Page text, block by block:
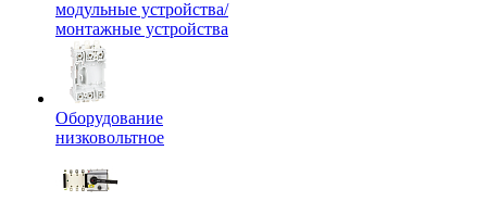
модульные устройства/
монтажные устройства
Оборудование
низковольтное